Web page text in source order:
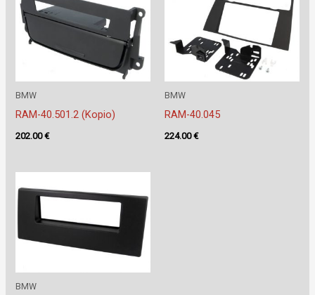
BMW
RAM-40.501.2 (Kopio)
202.00€
BMW
RAM-40.045
224.00€
BMW